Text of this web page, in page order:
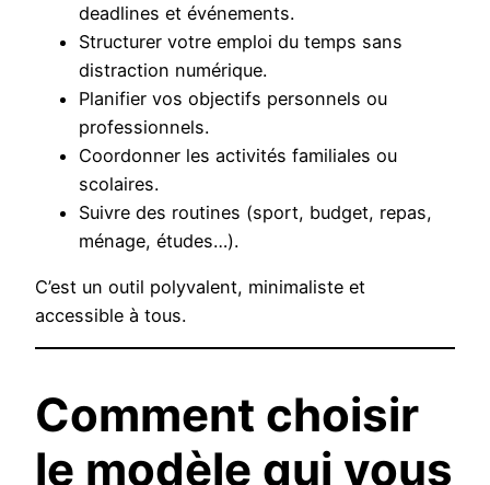
deadlines et événements.
Structurer votre emploi du temps sans
distraction numérique.
Planifier vos objectifs personnels ou
professionnels.
Coordonner les activités familiales ou
scolaires.
Suivre des routines (sport, budget, repas,
ménage, études…).
C’est un outil polyvalent, minimaliste et
accessible à tous.
Comment choisir
le modèle qui vous